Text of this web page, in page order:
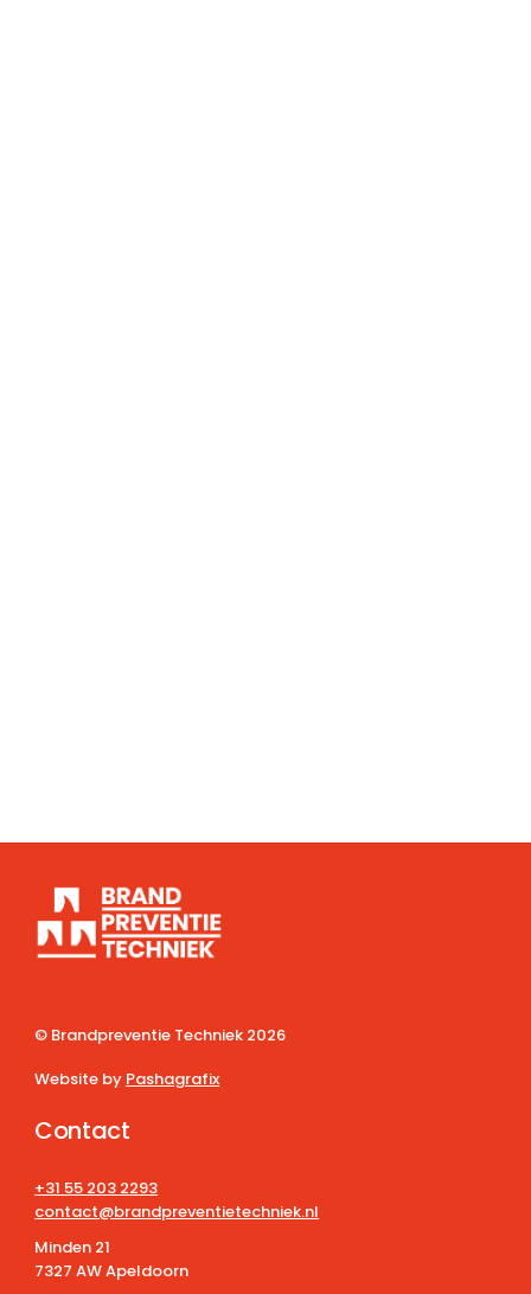
© Brandpreventie Techniek 2026
Website by Pashagrafix
Contact
+31 55 203 2293
contact@brandpreventietechniek.nl
Minden 21
7327 AW Apeldoorn